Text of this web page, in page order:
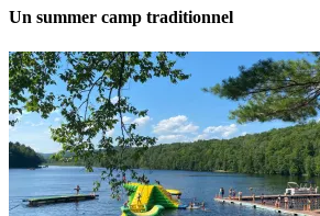
Un summer camp traditionnel